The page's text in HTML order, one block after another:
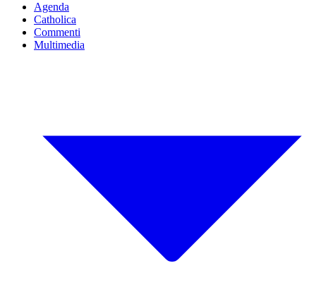
Agenda
Catholica
Commenti
Multimedia